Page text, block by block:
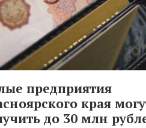
предприятия
края
до 30 млн